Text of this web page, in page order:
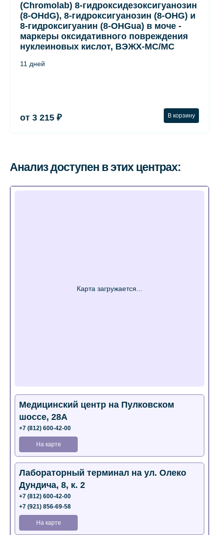
(Chromolab) 8-гидроксидезоксигуанозин
(8-OHdG), 8-гидроксигуанозин (8-OHG) и
8-гидроксигуанин (8-OHGua) в моче -
маркеры оксидативного повреждения
нуклеиновых кислот, ВЭЖХ-МС/МС
11 дней
от 3 215 ₽ В корзину
Анализ доступен в этих центрах:
Медицинский центр на Пулковском
шоссе, 28А
+7 (812) 600-42-00
На карте
Лабораторный терминал на ул. Олеко
Дундича, 8, к. 2
+7 (812) 600-42-00
+7 (921) 856-69-58
На карте